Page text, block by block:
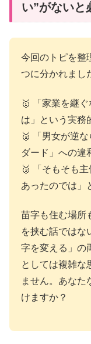
い”がないと
今回のトピを整
つに分かれまし
🥇 「家業を継
は」という実務
🥈 「男女が逆
ダード」への違
🥉 「そもそも
あったのでは」
苗字も住む場所
を挟む話ではな
字を変える」の
としては複雑な
ません。あなた
けますか？